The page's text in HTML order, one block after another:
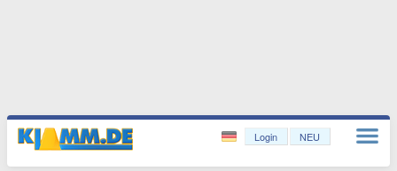
Login NEU